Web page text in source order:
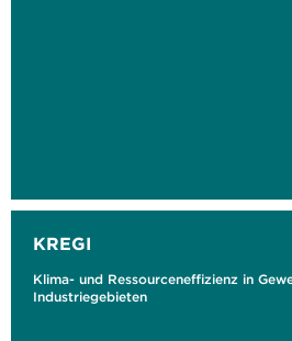
KREGI
Klima- und Ressourceneffizienz in
Industriegebieten